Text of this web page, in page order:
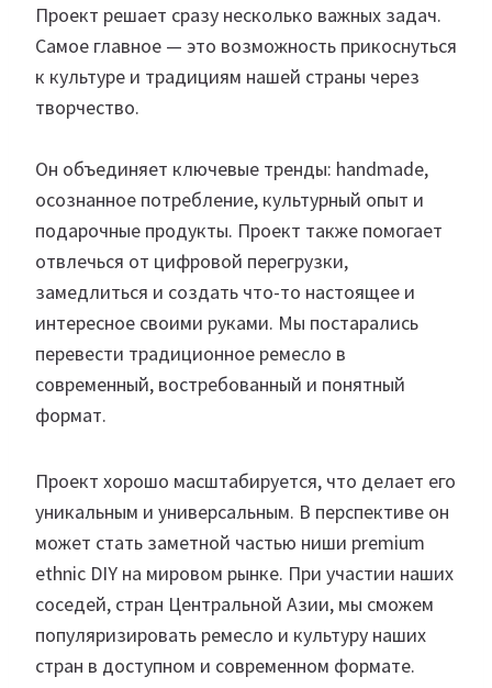
Проект решает сразу несколько важных задач.
Самое главное — это возможность прикоснуться
к культуре и традициям нашей страны через
творчество.
Он объединяет ключевые тренды: handmade,
осознанное потребление, культурный опыт и
подарочные продукты. Проект также помогает
отвлечься от цифровой перегрузки,
замедлиться и создать что-то настоящее и
интересное своими руками. Мы постарались
перевести традиционное ремесло в
современный, востребованный и понятный
формат.
Проект хорошо масштабируется, что делает его
уникальным и универсальным. В перспективе он
может стать заметной частью ниши premium
ethnic DIY на мировом рынке. При участии наших
соседей, стран Центральной Азии, мы сможем
популяризировать ремесло и культуру наших
стран в доступном и современном формате.